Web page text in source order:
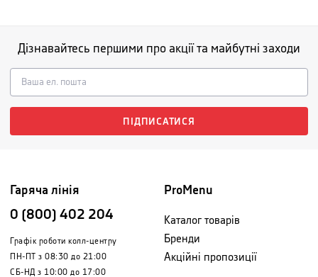
Дізнавайтесь першими про акції та майбутні заходи
ПІДПИСАТИСЯ
Гаряча лінія
0 (800) 402 204
Графік роботи колл-центру
ПН-ПТ з 08:30 до 21:00
СБ-НД з 10:00 до 17:00
ProMenu
Каталог товарів
Бренди
Акційні пропозиції